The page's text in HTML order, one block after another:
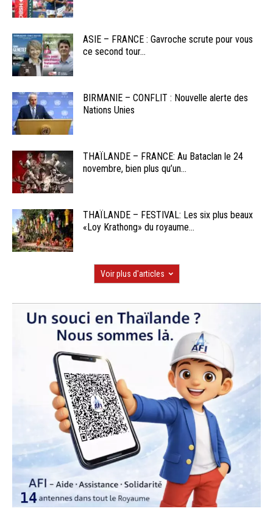
ASIE – FRANCE : Gavroche scrute pour vous
ce second tour...
BIRMANIE – CONFLIT : Nouvelle alerte des
Nations Unies
THAÏLANDE – FRANCE: Au Bataclan le 24
novembre, bien plus qu’un...
THAÏLANDE – FESTIVAL: Les six plus beaux
«Loy Krathong» du royaume...
Voir plus d'articles